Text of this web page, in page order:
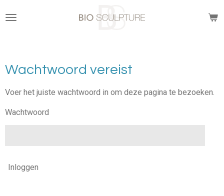
direct
Wachtwoord vereist
Voer het juiste wachtwoord in om deze pagina te bezoeken.
Wachtwoord
Inloggen